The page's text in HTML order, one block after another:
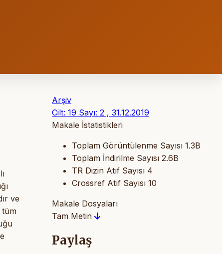
ve
tüm
Arşiv
Cilt: 19 Sayı: 2 , 31.12.2019
Makale İstatistikleri
Toplam Görüntülenme Sayısı 1.3B
Toplam İndirilme Sayısı 2.6B
TR Dizin Atıf Sayısı 4
Crossref Atıf Sayısı 10
Makale Dosyaları
Tam Metin
Paylaş